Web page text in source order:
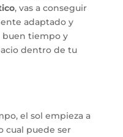
, vas a conseguir
adaptado y
buen tiempo y
dentro de tu
el sol empieza a
cual puede ser